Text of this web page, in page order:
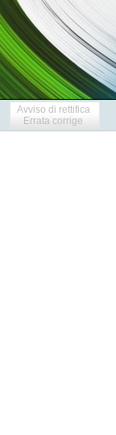
Avviso di rettifica
Errata corrige